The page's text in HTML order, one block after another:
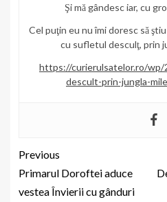
Şi mă gândesc iar, cu
Cel puţin eu nu îmi doresc să
cu sufletul desculţ, prin
https://curierulsatelor.ro/
descult-prin-jungla-
Previous
Primarul Doroftei aduce
vestea Învierii cu gânduri